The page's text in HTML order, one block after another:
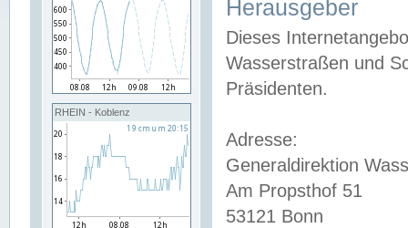
RHEIN - Koblenz
Herausgeber
Dieses
Wasserstraßen und
Präsidenten.
Adresse:
Generaldirektion
Am Propsthof 51
53121 Bonn